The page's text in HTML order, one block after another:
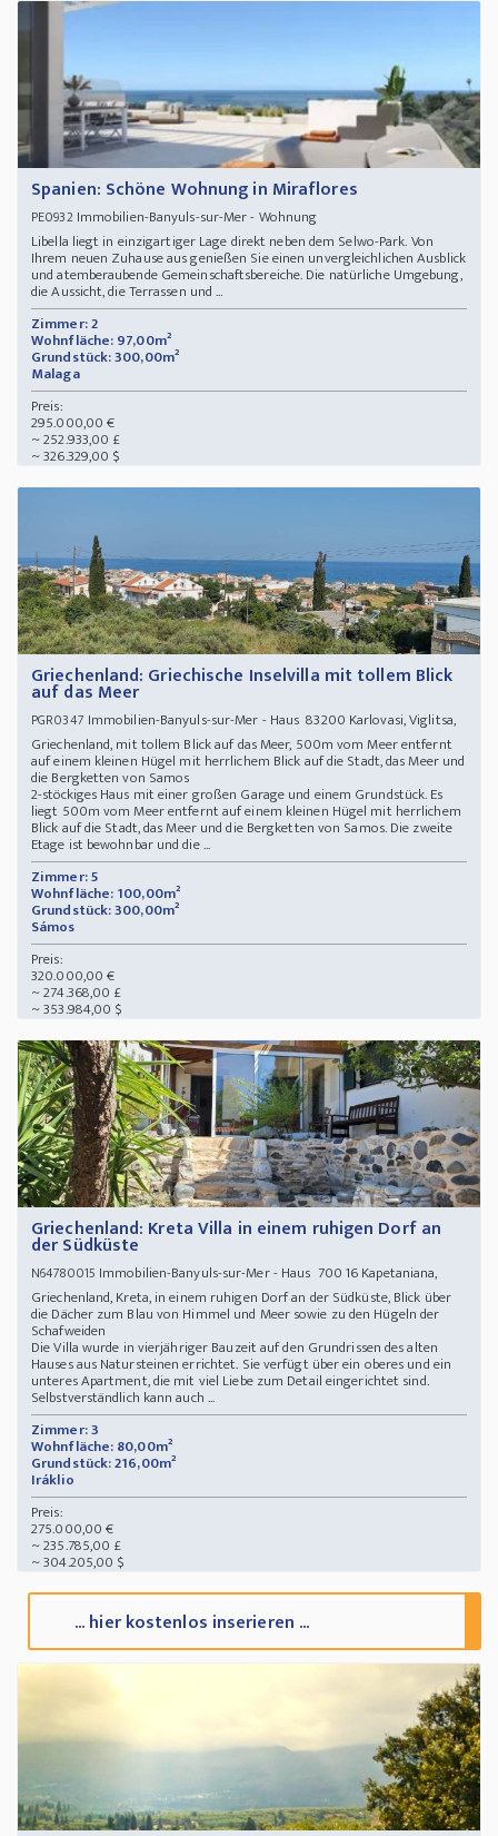
Spanien: Schöne Wohnung in Miraflores
PE0932Immobilien-Banyuls-sur-Mer - Wohnung
Libella liegt in einzigartiger Lage direkt neben dem Selwo-Park. Von
Ihrem neuen Zuhause aus genießen Sie einen unvergleichlichen Ausblick
und atemberaubende Gemeinschaftsbereiche. Die natürliche Umgebung,
die Aussicht, die Terrassen und ...
Zimmer: 2
Wohnfläche: 97,00m²
Grundstück: 300,00m²
Malaga
Preis:
295.000,00 €
~ 252.933,00 £
~ 326.329,00 $
Griechenland: Griechische Inselvilla mit tollem Blick
auf das Meer
PGR0347 Immobilien-Banyuls-sur-Mer - Haus 83200 Karlovasi, Viglitsa,
Griechenland, mit tollem Blick auf das Meer, 500m vom Meer entfernt
auf einem kleinen Hügel mit herrlichem Blick auf die Stadt, das Meer und
die Bergketten von Samos
2-stöckiges Haus mit einer großen Garage und einem Grundstück. Es
liegt 500m vom Meer entfernt auf einem kleinen Hügel mit herrlichem
Blick auf die Stadt, das Meer und die Bergketten von Samos. Die zweite
Etage ist bewohnbar und die ...
Zimmer: 5
Wohnfläche: 100,00m²
Grundstück: 300,00m²
Sámos
Preis:
320.000,00 €
~ 274.368,00 £
~ 353.984,00 $
Griechenland: Kreta Villa in einem ruhigen Dorf an
der Südküste
N64780015 Immobilien-Banyuls-sur-Mer - Haus 700 16 Kapetaniana,
Griechenland, Kreta, in einem ruhigen Dorf an der Südküste, Blick über
die Dächer zum Blau von Himmel und Meer sowie zu den Hügeln der
Schafweiden
Die Villa wurde in vierjähriger Bauzeit auf den Grundrissen des alten
Hauses aus Natursteinen errichtet. Sie verfügt über ein oberes und ein
unteres Apartment, die mit viel Liebe zum Detail eingerichtet sind.
Selbstverständlich kann auch ...
Zimmer: 3
Wohnfläche: 80,00m²
Grundstück: 216,00m²
Iráklio
Preis:
275.000,00 €
~ 235.785,00 £
~ 304.205,00 $
... hier kostenlos inserieren ...